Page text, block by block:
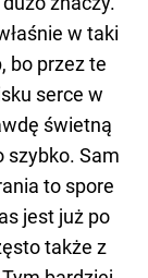
w taki
bo przez te
serce w
świetną
szybko. Sam
to spore
jest już po
także z